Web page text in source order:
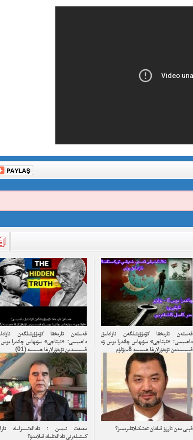
قەستەن تارىخقا كۆمۈۋېتىلگەن ئازادلىق
داھىيسى: «نېتاجى» سۇبھاس چاندرا بوس ۋە
قىسسىدىن ئۇيغۇرلارغا ھىسسە 8-بۆلۈم
قەستەن تارىخقا كۆمۈۋېتىلگەن
داھىيسى: «نېتاجى» سۇبھاس چاندرا بوس
قىسسىدىن ئۇيغۇرلارغا ھىسسە (01)
قېنى مەن ئارزۇ قىلغان تەشكىلاتلىرىمىز؟
مەمەت ئىمىن : ئادالەتسىزلىك
كىشىلەرنى ئادالەتلىك قىلامدۇ؟